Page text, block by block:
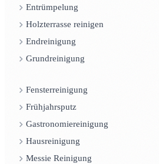
Entrümpelung
Holzterrasse reinigen
Endreinigung
Grundreinigung
Fensterreinigung
Frühjahrsputz
Gastronomiereinigung
Hausreinigung
Messie Reinigung